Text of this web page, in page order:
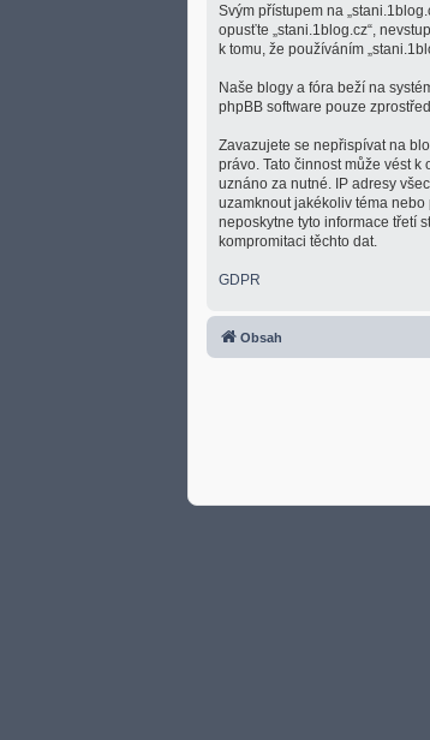
Svým přístupem na
opusťte „stani.1blog.cz“,
k tomu, že používáním
Naše blogy a fóra beží na
phpBB software pouze
Zavazujete se nepřispívat na
právo. Tato činnost může vést
uznáno za nutné. IP adresy
uzamknout jakékoliv téma
neposkytne tyto informace třetí
kompromitaci těchto dat.
GDPR
Obsah